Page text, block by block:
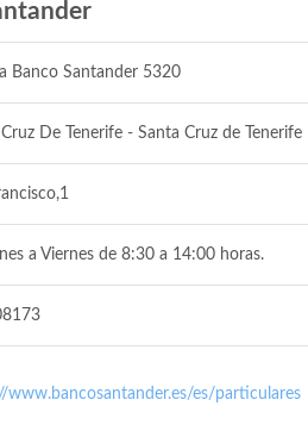
Banco Santander 5320
De Tenerife - Santa Cruz de Tenerife
a Viernes de 8:30 a 14:00 horas.
www.bancosantander.es/es/particulares